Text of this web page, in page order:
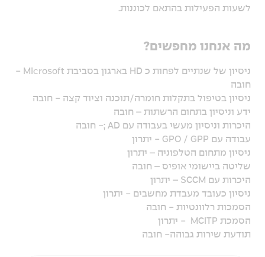
לשעות הפעילות בהתאם לכוננות.
מה אנחנו מחפשים?
ניסיון של שנתיים לפחות כ HD בארגון בסביבת Microsoft -
חובה
ניסיון בטיפול בתקלות חומרה/תוכנה וציוד קצה - חובה
ידע וניסיון בתחום הרשתות – חובה
היכרות וניסיון מעשי בעבודה עם AD ;- חובה
עבודה עם GPO / GPP - יתרון
ניסיון מתחום הטלפוניה – יתרון
שליטה ביישומי אופיס – חובה
היכרות עם SCCM – יתרון
ניסיון כעובד מעבדת מחשבים - יתרון
הסמכות רלוונטיות - חובה
הסמכת MCITP - יתרון
תודעת שירות גבוהה- חובה